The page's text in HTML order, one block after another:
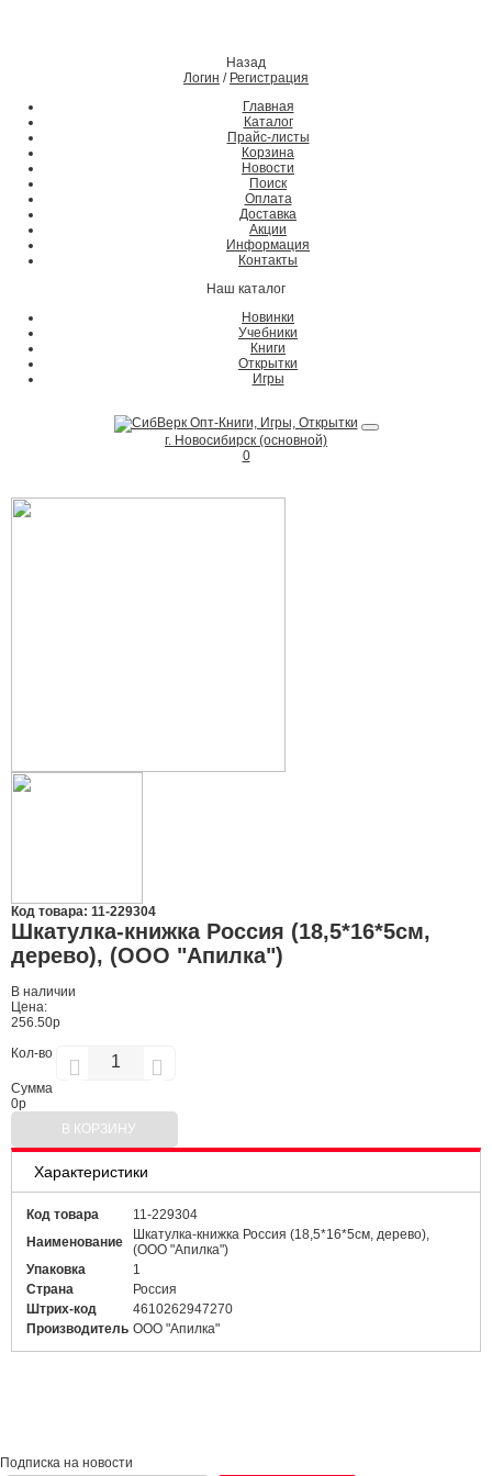
Назад
Логин / Регистрация
Главная
Каталог
Прайс-листы
Корзина
Новости
Поиск
Оплата
Доставка
Акции
Информация
Контакты
Наш каталог
Новинки
Учебники
Книги
Открытки
Игры
г. Новосибирск (основной)
0
Код товара: 11-229304
Шкатулка-книжка Россия (18,5*16*5см,
дерево), (ООО "Апилка")
В наличии
Цена:
256.50р
Кол-во
Сумма
0р
В КОРЗИНУ
Характеристики
Код товара
11-229304
Наименование
Шкатулка-книжка Россия (18,5*16*5см, дерево),
(ООО "Апилка")
Упаковка
1
Страна
Россия
Штрих-код
4610262947270
Производитель ООО "Апилка"
Подписка на новости